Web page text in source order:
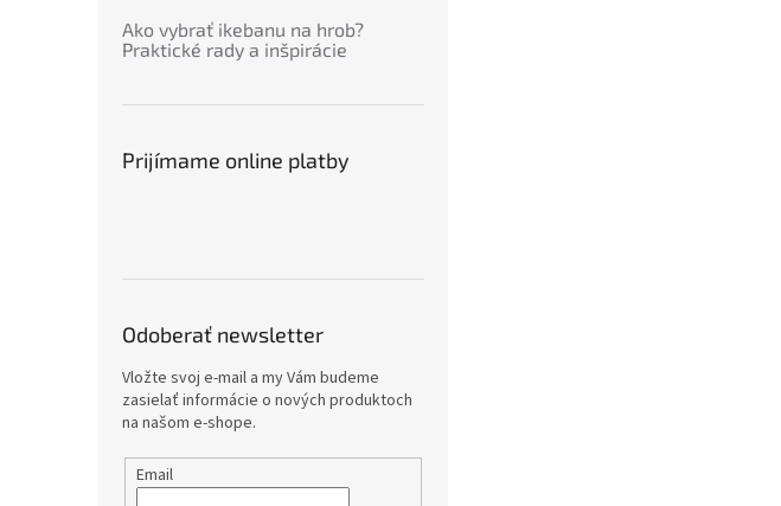
Ako vybrať ikebanu na hrob?
Praktické rady a inšpirácie
Prijímame online platby
Odoberať newsletter
Vložte svoj e-mail a my Vám budeme
zasielať informácie o nových produktoch
na našom e-shope.
Email